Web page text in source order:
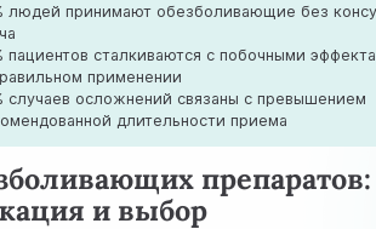
людей принимают обезболивающие без
пациентов сталкиваются с побочными
применении
случаев осложнений связаны с превышением
длительности приема
препаратов:
и выбор